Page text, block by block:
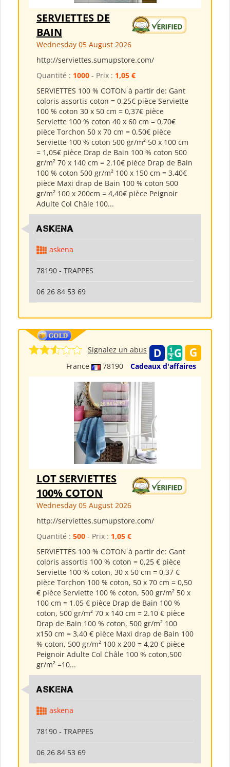
SERVIETTES DE
BAIN
Wednesday 05 August 2026
http://serviettes.sumupstore.com/
Quantité : 1000 - Prix : 1,05 €
SERVIETTES 100 % COTON à partir de: Gant
coloris assortis coton = 0,25€ pièce Serviette
100 % coton 30 x 50 cm = 0,37€ pièce
Serviette 100 % coton 40 x 60 cm = 0,70€
pièce Torchon 50 x 70 cm = 0,50€ pièce
Serviette 100 % coton 500 gr/m² 50 x 100 cm
= 1,05€ pièce Drap de Bain 100 % coton 500
gr/m² 70 x 140 cm = 2.10€ pièce Drap de Bain
100 % coton 500 gr/m² 100 x 150 cm = 3,40€
pièce Maxi drap de Bain 100 % coton 500
gr/m² 100 x 200cm = 4,40€ pièce Peignoir
Adulte Col Châle 100...
ASKENA
askena
78190 - TRAPPES
06 26 84 53 69
France 78190 Cadeaux d'affaires
Signalez un abus
LOT SERVIETTES
100% COTON
Wednesday 05 August 2026
http://serviettes.sumupstore.com/
Quantité : 500 - Prix : 1,05 €
SERVIETTES 100 % COTON à partir de: Gant
coloris assortis 100 % coton = 0,25 € pièce
Serviette 100 % coton, 30 x 50 cm = 0,37 €
pièce Torchon 100 % coton, 50 x 70 cm = 0,50
€ pièce Serviette 100 % coton, 500 gr/m² 50 x
100 cm = 1,05 € pièce Drap de Bain 100 %
coton, 500 gr/m² 70 x 140 cm = 2.10 € pièce
Drap de Bain 100 % coton, 500 gr/m² 100
x150 cm = 3,40 € pièce Maxi drap de Bain 100
% coton, 500 gr/m² 100 x 200 = 4,20 € pièce
Peignoir Adulte Col Châle 100 % coton,500
gr/m² =10...
ASKENA
askena
78190 - TRAPPES
06 26 84 53 69